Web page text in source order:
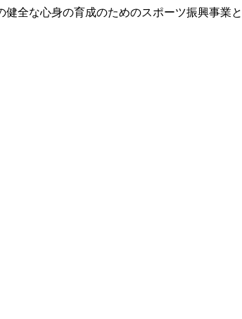
全な心身の育成のためのスポーツ振興事業